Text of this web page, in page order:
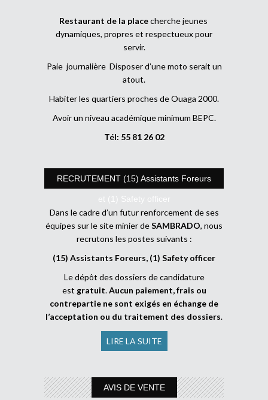
Restaurant de la placecherche jeunes
dynamiques, propres et respectueux pour
servir.
Paie journalière Disposer d’une moto serait un
atout.
Habiter les quartiers proches de Ouaga 2000.
Avoir un niveau académique minimum BEPC.
Tél: 55 81 26 02
RECRUTEMENT (15) Assistants Foreurs
et (1) Safety officer
Dans le cadre d’un futur renforcement de ses
équipes sur le site minier deSAMBRADO, nous
recrutons les postes suivants :
(15) Assistants Foreurs, (1) Safety officer
Le dépôt des dossiers de candidature
est gratuit.Aucun paiement, frais ou
contrepartie ne sont exigés en échange de
l’acceptation ou du traitement des dossiers.
LIRE LA SUITE
AVIS DE VENTE